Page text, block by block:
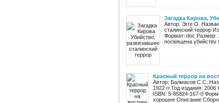
Загадка Кирова.
Автор: Эгге О.
сталинский террор
Формат: doc Размер:
посвящена убийству
Красный террор на
Автор: Балмасов С.С.
1922 гг Год издания:
ISBN: 5-85824-167-0
хорошее Описание